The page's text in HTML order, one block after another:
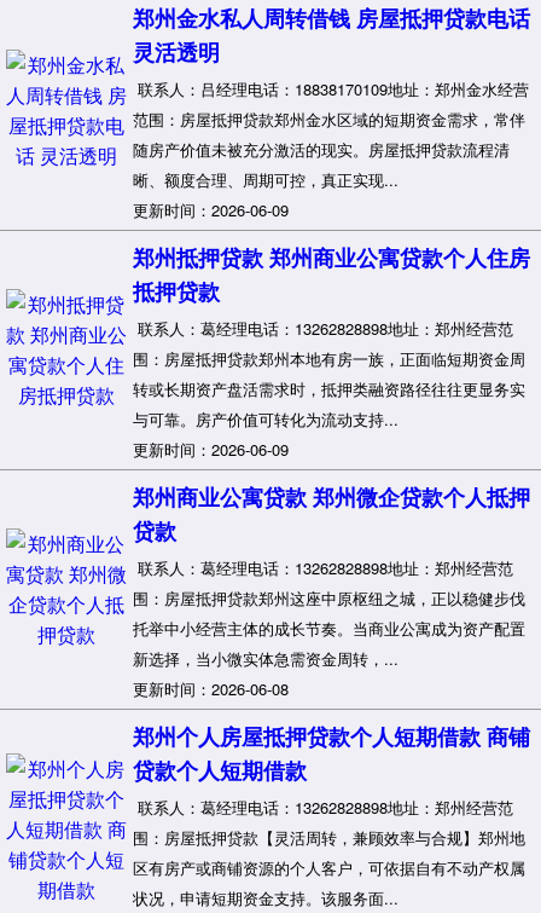
郑州金水私人周转借钱 房屋抵押贷款电话
灵活透明
联系人：吕经理电话：18838170109地址：郑州金水经营
范围：房屋抵押贷款郑州金水区域的短期资金需求，常伴
随房产价值未被充分激活的现实。房屋抵押贷款流程清
晰、额度合理、周期可控，真正实现...
更新时间：2026-06-09
郑州抵押贷款 郑州商业公寓贷款个人住房
抵押贷款
联系人：葛经理电话：13262828898地址：郑州经营范
围：房屋抵押贷款郑州本地有房一族，正面临短期资金周
转或长期资产盘活需求时，抵押类融资路径往往更显务实
与可靠。房产价值可转化为流动支持...
更新时间：2026-06-09
郑州商业公寓贷款 郑州微企贷款个人抵押
贷款
联系人：葛经理电话：13262828898地址：郑州经营范
围：房屋抵押贷款郑州这座中原枢纽之城，正以稳健步伐
托举中小经营主体的成长节奏。当商业公寓成为资产配置
新选择，当小微实体急需资金周转，...
更新时间：2026-06-08
郑州个人房屋抵押贷款个人短期借款 商铺
贷款个人短期借款
联系人：葛经理电话：13262828898地址：郑州经营范
围：房屋抵押贷款【灵活周转，兼顾效率与合规】郑州地
区有房产或商铺资源的个人客户，可依据自有不动产权属
状况，申请短期资金支持。该服务面...